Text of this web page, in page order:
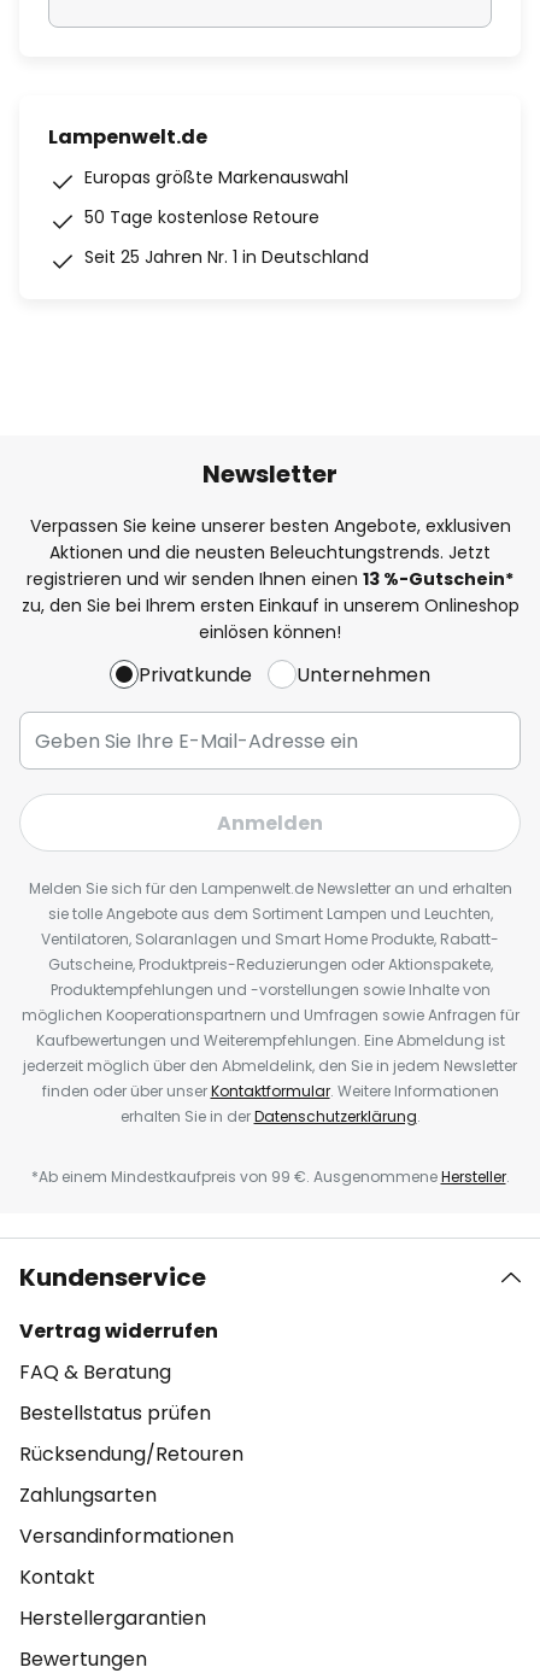
Lampenwelt.de
Europas größte Markenauswahl
50 Tage kostenlose Retoure
Seit 25 Jahren Nr. 1 in Deutschland
Newsletter
Verpassen Sie keine unserer besten Angebote, exklusiven
Aktionen und die neusten Beleuchtungstrends. Jetzt
registrieren und wir senden Ihnen einen 13 %-Gutschein*
zu, den Sie bei Ihrem ersten Einkauf in unserem Onlineshop
einlösen können!
Privatkunde Unternehmen
Anmelden
Melden Sie sich für den Lampenwelt.de Newsletter an und erhalten
sie tolle Angebote aus dem Sortiment Lampen und Leuchten,
Ventilatoren, Solaranlagen und Smart Home Produkte, Rabatt-
Gutscheine, Produktpreis-Reduzierungen oder Aktionspakete,
Produktempfehlungen und -vorstellungen sowie Inhalte von
möglichen Kooperationspartnern und Umfragen sowie Anfragen für
Kaufbewertungen und Weiterempfehlungen. Eine Abmeldung ist
jederzeit möglich über den Abmeldelink, den Sie in jedem Newsletter
finden oder über unserKontaktformular. Weitere Informationen
erhalten Sie in derDatenschutzerklärung.
*Ab einem Mindestkaufpreis von 99 €. AusgenommeneHersteller.
Kundenservice
Vertrag widerrufen
FAQ & Beratung
Bestellstatus prüfen
Rücksendung/Retouren
Zahlungsarten
Versandinformationen
Kontakt
Herstellergarantien
Bewertungen